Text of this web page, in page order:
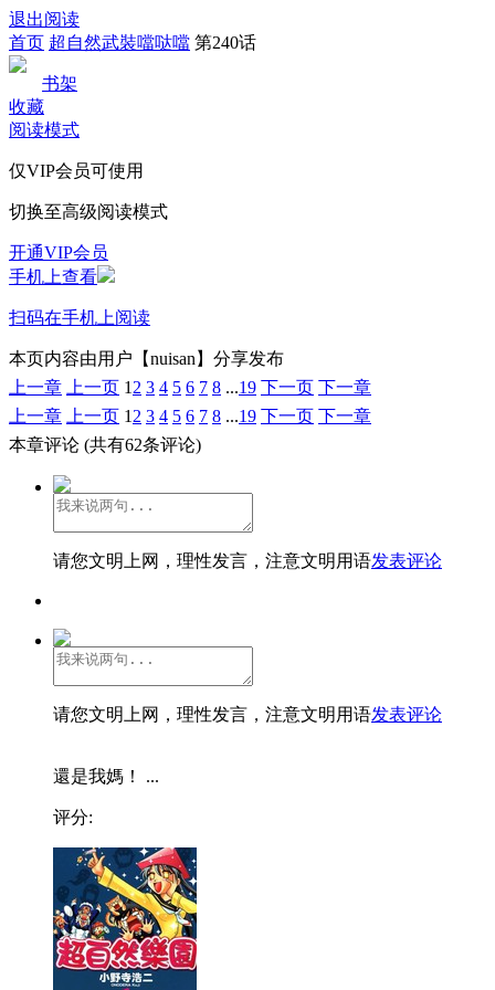
退出阅读
首页 超自然武裝噹哒噹 第240话
书架
收藏
阅读模式
仅VIP会员可使用
切换至高级阅读模式
开通VIP会员
手机上查看
扫码在手机上阅读
本页内容由用户【nuisan】分享发布
上一章
上一页 1 2 3 4 5 6 7 8 ...19 下一页 下一章
上一章
上一页 1 2 3 4 5 6 7 8 ...19 下一页 下一章
本章评论 (共有62条评论)
请您文明上网，理性发言，注意文明用语发表评论
请您文明上网，理性发言，注意文明用语发表评论
還是我媽！ ...
评分: